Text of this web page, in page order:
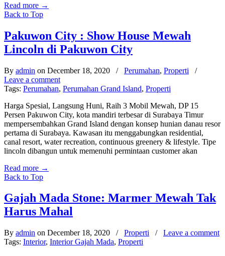
Read more →
Back to Top
Pakuwon City : Show House Mewah
Lincoln di Pakuwon City
By admin on December 18, 2020 / Perumahan, Properti
/
Leave a comment
Tags: Perumahan, Perumahan Grand Island, Properti
Harga Spesial, Langsung Huni, Raih 3 Mobil Mewah, DP 15
Persen Pakuwon City, kota mandiri terbesar di Surabaya Timur
mempersembahkan Grand Island dengan konsep hunian danau resor
pertama di Surabaya. Kawasan itu menggabungkan residential,
canal resort, water recreation, continuous greenery & lifestyle. Tipe
lincoln dibangun untuk memenuhi permintaan customer akan
Read more →
Back to Top
Gajah Mada Stone: Marmer Mewah Tak
Harus Mahal
By admin on December 18, 2020 / Properti / Leave a comment
Tags: Interior, Interior Gajah Mada, Properti